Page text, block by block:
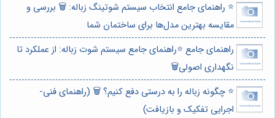
⭐️ راهنمای جامع انتخاب سیستم شوتینگ زباله: 🗑️ بررسی و
مقایسه بهترین مدل‌ها برای ساختمان شما
راهنمای جامع ⭐️راهنمای جامع سیستم شوت زباله: از عملکرد تا
نگهداری اصولی🗑️
⭐️ چگونه زباله را به درستی دفع کنیم؟ 🗑️ (راهنمای فنی-
اجرایی تفکیک و بازیافت)